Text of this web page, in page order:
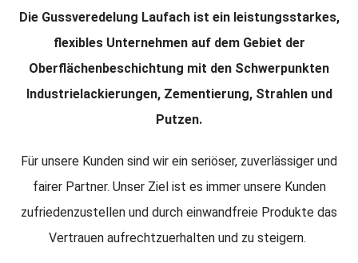
Die Gussveredelung Laufach ist ein leistungsstarkes,
flexibles Unternehmen auf dem Gebiet der
Oberflächenbeschichtung mit den Schwerpunkten
Industrielackierungen, Zementierung, Strahlen und
Putzen.
Für unsere Kunden sind wir ein seriöser, zuverlässiger und
fairer Partner. Unser Ziel ist es immer unsere Kunden
zufriedenzustellen und durch einwandfreie Produkte das
Vertrauen aufrechtzuerhalten und zu steigern.